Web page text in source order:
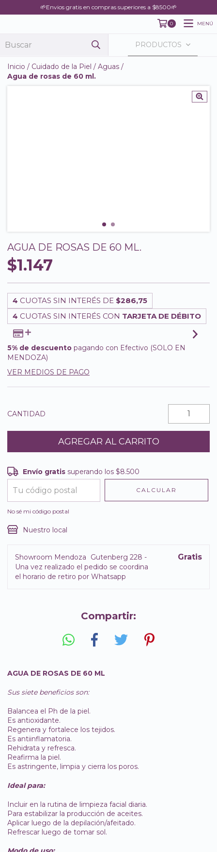
🌱Envios gratis en compras superiores a $8500🌱
0 MENÚ
PRODUCTOS
Inicio / Cuidado de la Piel / Aguas /
Agua de rosas de 60 ml.
AGUA DE ROSAS DE 60 ML.
$1.147
4 CUOTAS SIN INTERÉS DE $286,75
4 CUOTAS SIN INTERÉS CON TARJETA DE DÉBITO
5% de descuento pagando con Efectivo (SOLO EN
MENDOZA)
VER MEDIOS DE PAGO
CANTIDAD
Envío gratis $8.500
Entregas para el CP:
Envío gratis superando los$8.500
CALCULAR
No sé mi código postal
Nuestro local
Showroom Mendoza
Gutenberg 228 -
Una vez realizado el pedido se coordina
el horario de retiro por Whatsapp
Gratis
Compartir:
AGUA DE ROSAS DE 60 ML
Sus siete beneficios son:
Balancea el Ph de la piel.
Es antioxidante.
Regenera y fortalece los tejidos.
Es antiinflamatoria.
Rehidrata y refresca.
Reafirma la piel.
Es astringente, limpia y cierra los poros.
Ideal para:
Incluir en la rutina de limpieza facial diaria.
Para estabilizar la producción de aceites.
Aplicar luego de la depilación/afeitado.
Refrescar luego de tomar sol.